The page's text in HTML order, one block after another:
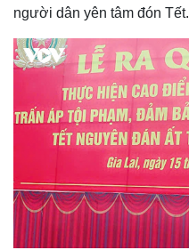
người dân yên tâm đón Tết.